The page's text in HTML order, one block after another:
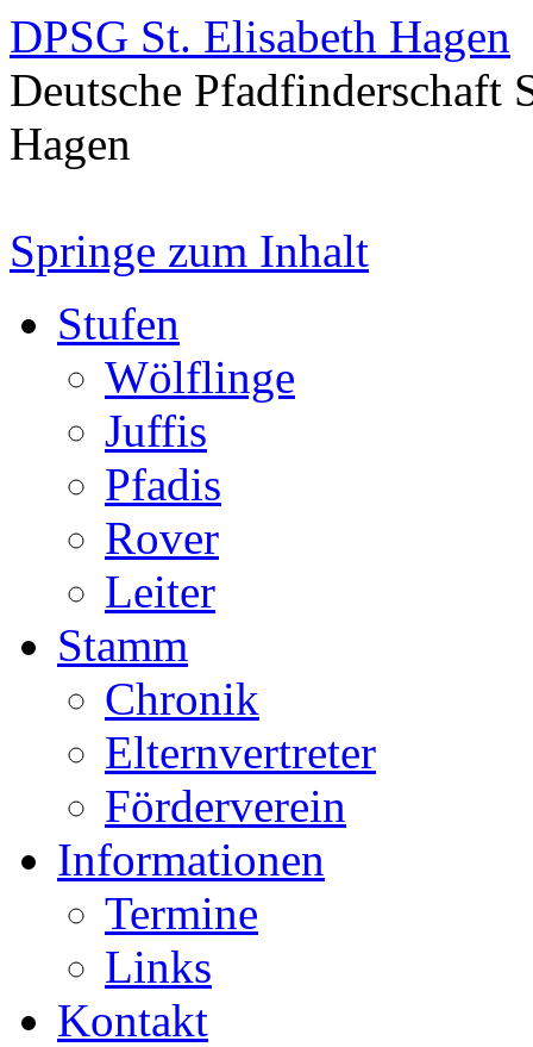
DPSG St. Elisabeth Hagen
Deutsche Pfadfinderschaft
Hagen
Springe zum Inhalt
Stufen
Wölflinge
Juffis
Pfadis
Rover
Leiter
Stamm
Chronik
Elternvertreter
Förderverein
Informationen
Termine
Links
Kontakt